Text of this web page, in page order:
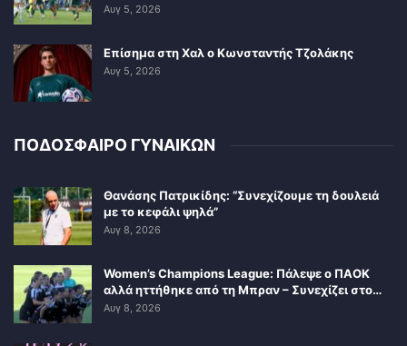
Αυγ 5, 2026
Επίσημα στη Χαλ ο Κωνσταντής Τζολάκης
Αυγ 5, 2026
ΠΟΔΟΣΦΑΙΡΟ ΓΥΝΑΙΚΩΝ
Θανάσης Πατρικίδης: “Συνεχίζουμε τη δουλειά
με το κεφάλι ψηλά”
Αυγ 8, 2026
Women’s Champions League: Πάλεψε ο ΠΑΟΚ
αλλά ηττήθηκε από τη Μπραν – Συνεχίζει στο…
Αυγ 8, 2026